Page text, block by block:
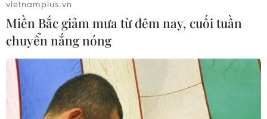
Ứng phó với bão số 5: Bài học từ những sự
chỉ đạo kịp thời
vietnamplus.vn
Miền Bắc giảm mưa từ đêm nay, cuối tuần
chuyển nắng nóng